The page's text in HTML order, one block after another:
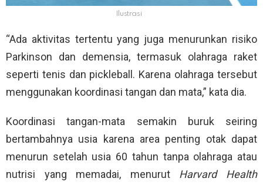
Ilustrasi
“Ada aktivitas tertentu yang juga menurunkan risiko
Parkinson dan demensia, termasuk olahraga raket
seperti tenis dan pickleball. Karena olahraga tersebut
menggunakan koordinasi tangan dan mata,” kata dia.
Koordinasi tangan-mata semakin buruk seiring
bertambahnya usia karena area penting otak dapat
menurun setelah usia 60 tahun tanpa olahraga atau
nutrisi yang memadai, menurut Harvard Health